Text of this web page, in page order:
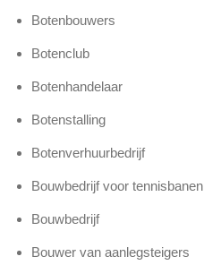
Botenbouwers
Botenclub
Botenhandelaar
Botenstalling
Botenverhuurbedrijf
Bouwbedrijf voor tennisbanen
Bouwbedrijf
Bouwer van aanlegsteigers